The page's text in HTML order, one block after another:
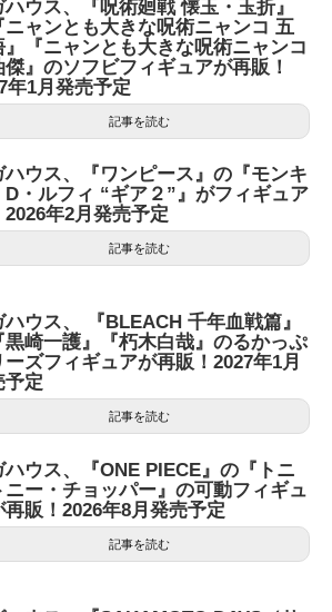
ハウス、『呪術廻戦 懐玉・玉折』
ニャンとも大きな呪術ニャンコ 五
』『ニャンとも大きな呪術ニャンコ
傑』のソフビフィギュアが再販！
年1月発売予定
記事を読む
ハウス、『ワンピース』の『モンキ
D・ルフィ “ギア２”』がフィギュア
2026年2月発売予定
記事を読む
ハウス、 『BLEACH 千年血戦篇』
黒崎一護』『朽木白哉』のるかっぷ
ーズフィギュアが再販！2027年1月
予定
記事を読む
ハウス、『ONE PIECE』の『トニ
ニー・チョッパー』の可動フィギュ
再販！2026年8月発売予定
記事を読む